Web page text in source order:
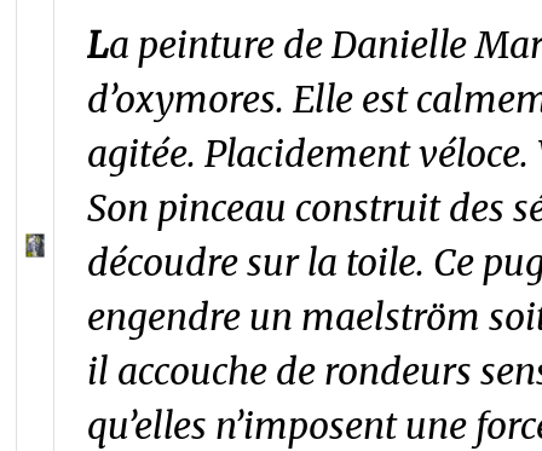
La peinture de Danielle
d’oxymores. Elle est
agitée. Placidement
Son pinceau construit des
découdre sur la toile. Ce
engendre un maelström
il accouche de rondeurs
qu’elles n’imposent une